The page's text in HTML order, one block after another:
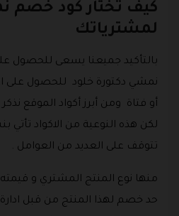
كيف تختار كود خصم
لمشترياتك
بالتأكيد جميعنا يسعى
نمشي دكتورة خلود للحصول
لكن هذه النوعية من الاكواد
تتوقف على العديد من العوامل .
منها نوع المنتج المشتري و
حد خصم لهذا المنتج من قبل